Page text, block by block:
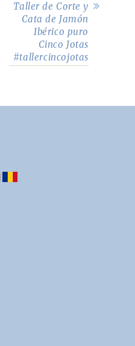
Taller de Corte y
Cata de Jamón
Ibérico puro
Cinco Jotas
#tallercincojotas